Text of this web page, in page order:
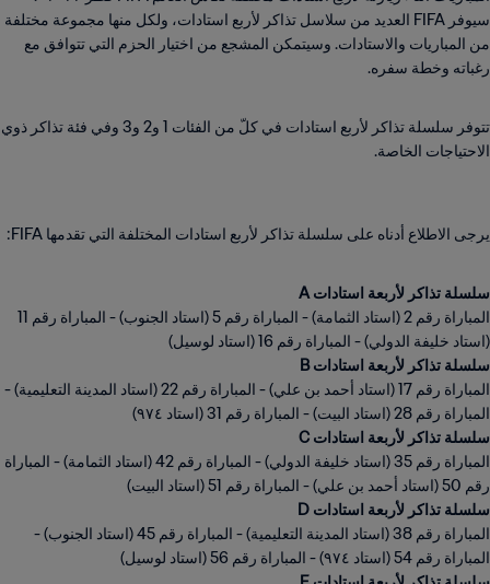
سيوفر FIFA العديد من سلاسل تذاكر لأربع استادات، ولكل منها مجموعة مختلفة
من المباريات والاستادات. وسيتمكن المشجع من اختيار الحزم التي تتوافق مع
رغباته وخطة سفره.
تتوفر سلسلة تذاكر لأربع استادات في كلّ من الفئات 1 و2 و3 وفي فئة تذاكر ذوي
الاحتياجات الخاصة.
يرجى الاطلاع أدناه على سلسلة تذاكر لأربع استادات المختلفة التي تقدمها FIFA:
سلسلة تذاكر لأربعة استادات A
المباراة رقم 2 (استاد الثمامة) - المباراة رقم 5 (استاد الجنوب) - المباراة رقم 11
(استاد خليفة الدولي) - المباراة رقم 16 (استاد لوسيل)
سلسلة تذاكر لأربعة استادات B
المباراة رقم 17 (استاد أحمد بن علي) - المباراة رقم 22 (استاد المدينة التعليمية) -
المباراة رقم 28 (استاد البيت) - المباراة رقم 31 (استاد ٩٧٤)
سلسلة تذاكر لأربعة استادات C
المباراة رقم 35 (استاد خليفة الدولي) - المباراة رقم 42 (استاد الثمامة) - المباراة
رقم 50 (استاد أحمد بن علي) - المباراة رقم 51 (استاد البيت)
سلسلة تذاكر لأربعة استادات D
المباراة رقم 38 (استاد المدينة التعليمية) - المباراة رقم 45 (استاد الجنوب) -
المباراة رقم 54 (استاد ٩٧٤) - المباراة رقم 56 (استاد لوسيل)